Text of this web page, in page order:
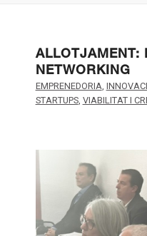
ALLOTJAMENT:
NETWORKING
EMPRENEDORIA,
STARTUPS, VIABILITAT I